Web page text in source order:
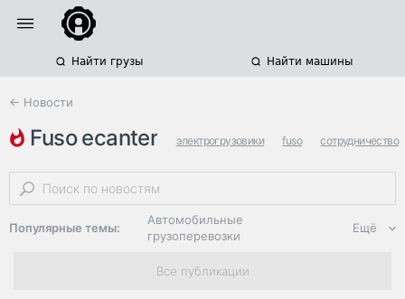
Найти грузы Найти машины
← Новости
fuso ecanter электрогрузовики fuso сотрудничество
Популярные темы:
Автомобильные
грузоперевозки
Региональная
логистика
Ещё
Все публикации